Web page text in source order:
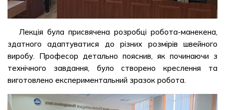
Лекція була присвячена розробці робота-манекена,
здатного адаптуватися до різних розмірів швейного
виробу. Професор детально пояснив, як починаючи з
технічного завдання, було створено креслення та
виготовлено експериментальний зразок робота.